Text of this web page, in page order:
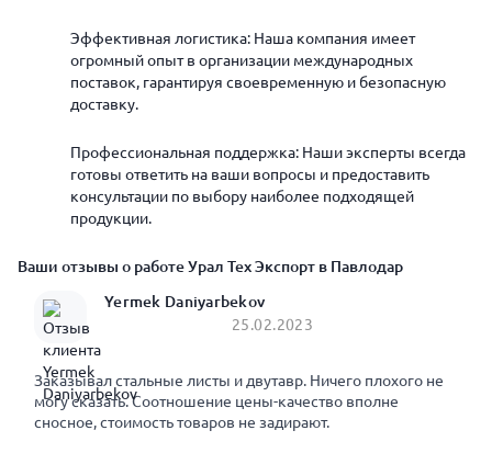
Эффективная логистика: Наша компания имеет
огромный опыт в организации международных
поставок, гарантируя своевременную и безопасную
доставку.
Профессиональная поддержка: Наши эксперты всегда
готовы ответить на ваши вопросы и предоставить
консультации по выбору наиболее подходящей
продукции.
Ваши отзывы о работе Урал Тех Экспорт в Павлодар
Yermek Daniyarbekov
25.02.2023
Заказывал стальные листы и двутавр. Ничего плохого не
могу сказать. Соотношение цены-качество вполне
сносное, стоимость товаров не задирают.